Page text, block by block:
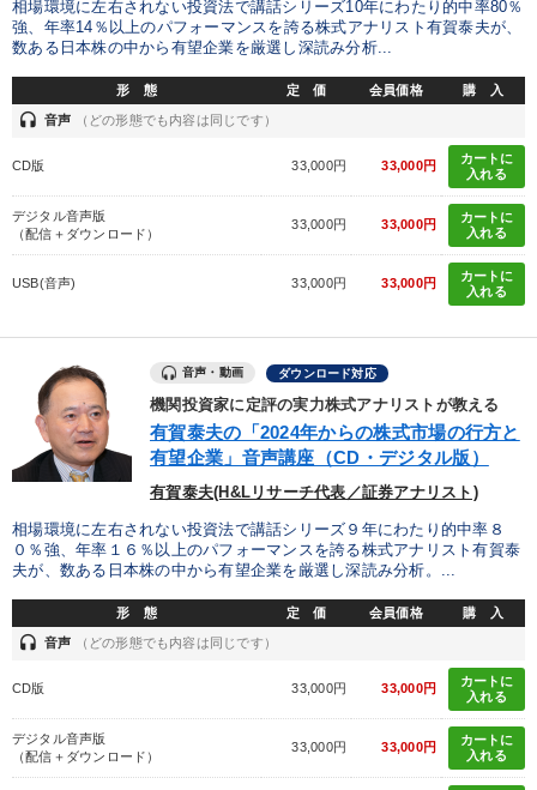
相場環境に左右されない投資法で講話シリーズ10年にわたり的中率80％
強、年率14％以上のパフォーマンスを誇る株式アナリスト有賀泰夫が、
数ある日本株の中から有望企業を厳選し深読み分析...
形 態 定 価 会員価格 購 入
headset 音声 （どの形態でも内容は同じです）
CD版 33,000円 33,000円
カートに
入れる
デジタル音声版
（配信＋ダウンロード）
33,000円 33,000円
カートに
入れる
USB(音声) 33,000円 33,000円
カートに
入れる
音声・動画 ダウンロード対応
機関投資家に定評の実力株式アナリストが教える
有賀泰夫の「2024年からの株式市場の行方と
有望企業」音声講座（CD・デジタル版）
有賀泰夫(H&Lリサーチ代表／証券アナリスト)
相場環境に左右されない投資法で講話シリーズ９年にわたり的中率８
０％強、年率１６％以上のパフォーマンスを誇る株式アナリスト有賀泰
夫が、数ある日本株の中から有望企業を厳選し深読み分析。...
形 態 定 価 会員価格 購 入
headset 音声 （どの形態でも内容は同じです）
CD版 33,000円 33,000円
カートに
入れる
デジタル音声版
（配信＋ダウンロード）
33,000円 33,000円
カートに
入れる